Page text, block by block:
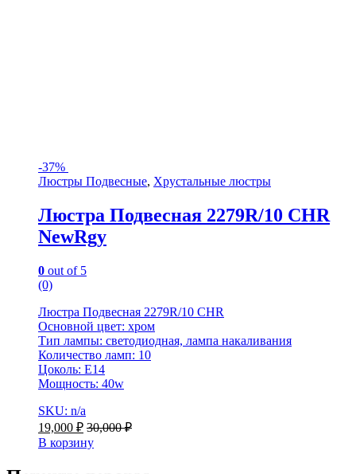
-37%
Люстры Подвесные, Хрустальные люстры
Люстра Подвесная 2279R/10 CHR
NewRgy
0 out of 5
(0)
Люстра Подвесная 2279R/10 CHR
Основной цвет: хром
Тип лампы: светодиодная, лампа накаливания
Количество ламп: 10
Цоколь: E14
Мощность: 40w
SKU: n/a
19,000 ₽ 30,000₽
В корзину